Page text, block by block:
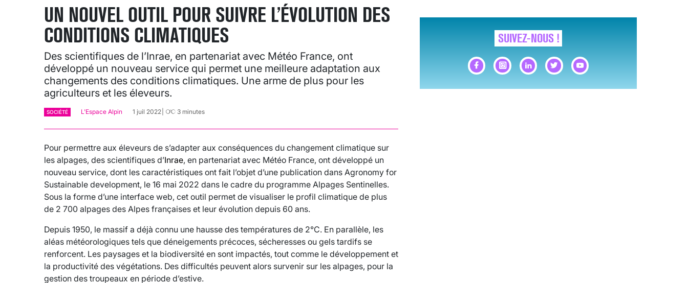
UN NOUVEL OUTIL POUR SUIVRE L’ÉVOLUTION DES
CONDITIONS CLIMATIQUES
Des scientifiques de l’Inrae, en partenariat avec Météo France, ont
développé un nouveau service qui permet une meilleure adaptation aux
changements des conditions climatiques. Une arme de plus pour les
agriculteurs et les éleveurs.
SOCIÉTÉ L'Espace Alpin 1 juil 2022 3 minutes
Pour permettre aux éleveurs de s’adapter aux conséquences du changement climatique sur
les alpages, des scientifiques d’Inrae, en partenariat avec Météo France, ont développé un
nouveau service, dont les caractéristiques ont fait l’objet d’une publication dans Agronomy for
Sustainable development, le 16 mai 2022 dans le cadre du programme Alpages Sentinelles.
Sous la forme d’une interface web, cet outil permet de visualiser le profil climatique de plus
de 2 700 alpages des Alpes françaises et leur évolution depuis 60 ans.
Depuis 1950, le massif a déjà connu une hausse des températures de 2°C. En parallèle, les
aléas météorologiques tels que déneigements précoces, sécheresses ou gels tardifs se
renforcent. Les paysages et la biodiversité en sont impactés, tout comme le développement et
la productivité des végétations. Des difficultés peuvent alors survenir sur les alpages, pour la
gestion des troupeaux en période d’estive.
SUIVEZ-NOUS !